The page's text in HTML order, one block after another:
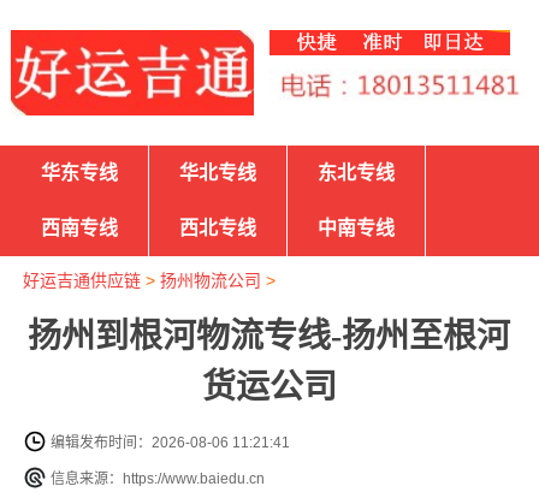
华东专线 华北专线 东北专线
西南专线 西北专线 中南专线
好运吉通供应链> 扬州物流公司 >
扬州到根河物流专线-扬州至根河
货运公司
编辑发布时间：2026-08-06 11:21:41
信息来源：https://www.baiedu.cn